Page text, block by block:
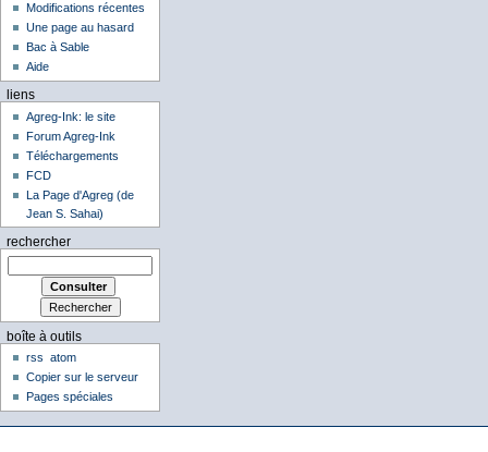
Modifications récentes
Une page au hasard
Bac à Sable
Aide
liens
Agreg-Ink: le site
Forum Agreg-Ink
Téléchargements
FCD
La Page d'Agreg (de
Jean S. Sahai)
rechercher
boîte à outils
rss
atom
Copier sur le serveur
Pages spéciales